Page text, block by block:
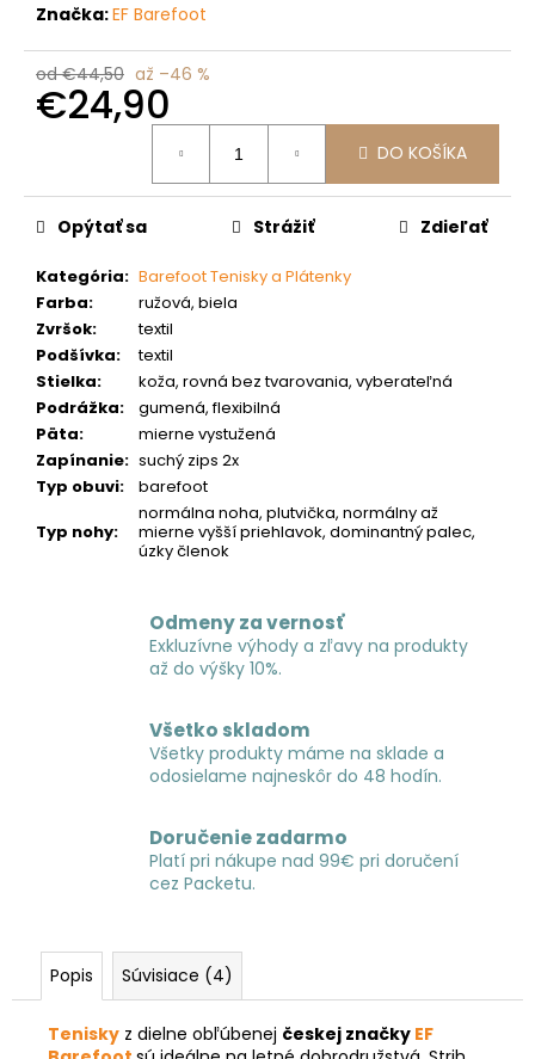
Značka:EF Barefoot
od €44,50 až –46 %
€24,90
DO KOŠÍKA
Kategória: Barefoot Tenisky a Plátenky
Farba:
ružová, biela
Zvršok:
textil
Podšívka:
textil
Stielka:
koža, rovná bez tvarovania, vyberateľná
Podrážka:
gumená, flexibilná
Päta:
mierne vystužená
Zapínanie: suchý zips 2x
Typ obuvi:
barefoot
Typ nohy:
normálna noha, plutvička, normálny až
mierne vyšší priehlavok, dominantný palec,
úzky členok
Opýtať sa Strážiť Zdieľať
Odmeny za vernosť
Exkluzívne výhody a zľavy na produkty
až do výšky 10%.
Všetko skladom
Všetky produkty máme na sklade a
odosielame najneskôr do 48 hodín.
Doručenie zadarmo
Platí pri nákupe nad 99€ pri doručení
cez Packetu.
Popis Súvisiace (4)
Tenisky z dielne obľúbenej českej značky EF
a
m
e